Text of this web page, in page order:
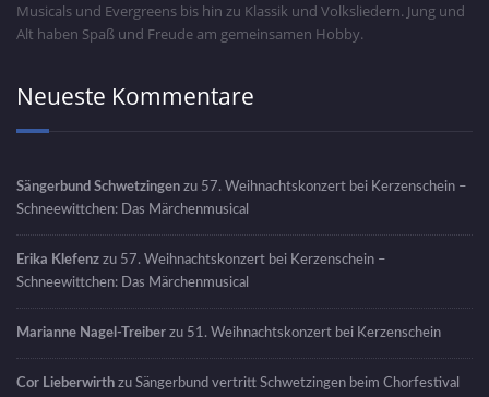
Musicals und Evergreens bis hin zu Klassik und Volksliedern. Jung und
Alt haben Spaß und Freude am gemeinsamen Hobby.
Neueste Kommentare
Sängerbund Schwetzingen zu 57. Weihnachtskonzert bei Kerzenschein –
Schneewittchen: Das Märchenmusical
Erika Klefenz zu 57. Weihnachtskonzert bei Kerzenschein –
Schneewittchen: Das Märchenmusical
Marianne Nagel-Treiber zu 51. Weihnachtskonzert bei Kerzenschein
Cor Lieberwirth zu Sängerbund vertritt Schwetzingen beim Chorfestival